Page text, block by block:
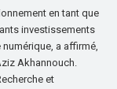
en tant que
investissements
a affirmé,
Akhannouch.
et